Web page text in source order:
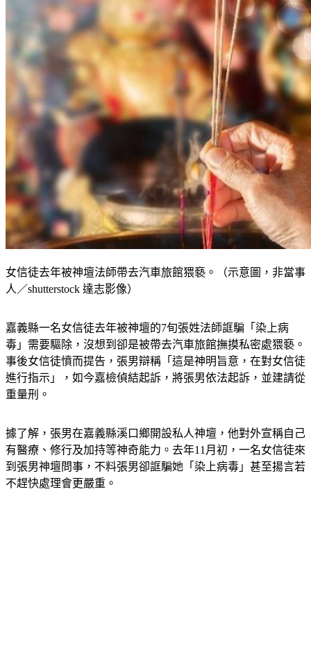
人／shutterstock 達志影像）
毒」需要驅除，沒想到卻是被帶去汽車旅館撫摸私密處猥褻。
事後女信徒憤而提告，張男辯稱「這是神明旨意，在對女信徒
進行指示」，如今嘉檢偵結起訴，將張男依法起訴，並建請從
重量刑。
有醫療、修行及加持等神奇能力。去年11月初，一名女信徒來
到張男神壇問事，不料張男卻誆騙她「染上病毒」甚至揚言若
不趕快處理會更嚴重。